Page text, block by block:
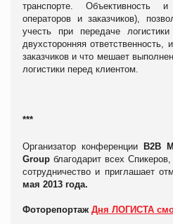
транспорте. Объективность
операторов и заказчиков),
учесть при передаче
двухсторонняя ответственность,
заказчиков и что мешает
логистики перед клиентом.
***
Организатор конференции В2В
Group благодарит всех
сотрудничество и приглашает
мая 2013 года.
Фоторепортаж Дня ЛОГИСТА